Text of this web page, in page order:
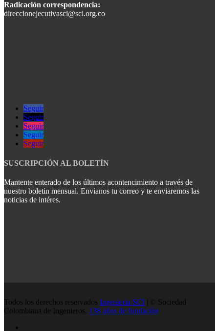
Radicación correspondencia:
direccionejecutivasci@sci.org.co
Seguir
Seguir
Seguir
Seguir
Seguir
SUSCRIPCIÓN AL BOLETÍN
Mantente enterado de los últimos acontencimiento a través de
nuestro boletín mensual. Envíanos tu correo y te enviaremos las
noticias de intéres.
Todos los derechos reservados Ingenieria SCI | © Sociedad
Colombiana de Ingenieros. 138 años de fundación